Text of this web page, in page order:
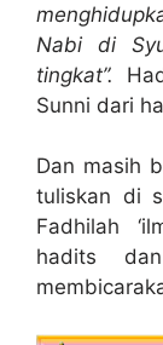
Nabi di
tingkat”.
Sunni dari
Dan masih
tuliskan di
Fadhilah
hadits